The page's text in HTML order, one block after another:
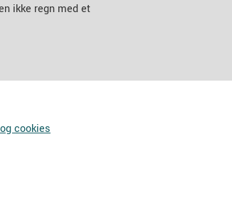
ikke regn med et
cookies